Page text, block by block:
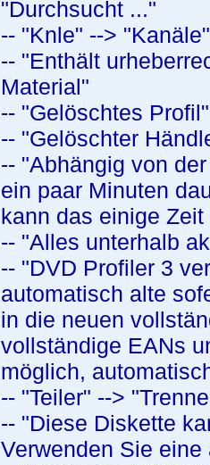
"Durchsucht ..."
-- "Knle" --> "Kanäle"
-- "Enthält
Material"
-- "Gelöschtes
-- "Gelöschter
-- "Abhängig von
ein paar Minuten
kann das einige Zeit
-- "Alles unterhalb
-- "DVD Profiler 3
automatisch alte
in die neuen
vollständige EANs
möglich,
-- "Teiler" -->
-- "Diese Diskette
Verwenden Sie